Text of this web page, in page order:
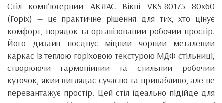
Стіл комп’ютерний АКЛАС Вікні VKS-80175 80x60
(Горіх) — це практичне рішення для тих, хто цінує
комфорт, порядок та організований робочий простір.
Його дизайн поєднує міцний чорний металевий
каркас із теплою горіховою текстурою МДФ стільниці,
створюючи гармонійний та стильний робочий
куточок, який виглядає сучасно та привабливо, але не
перевантажує простір. Цей стіл ідеально підійде для